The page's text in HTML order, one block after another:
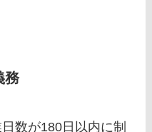
務
数が180日以内に制